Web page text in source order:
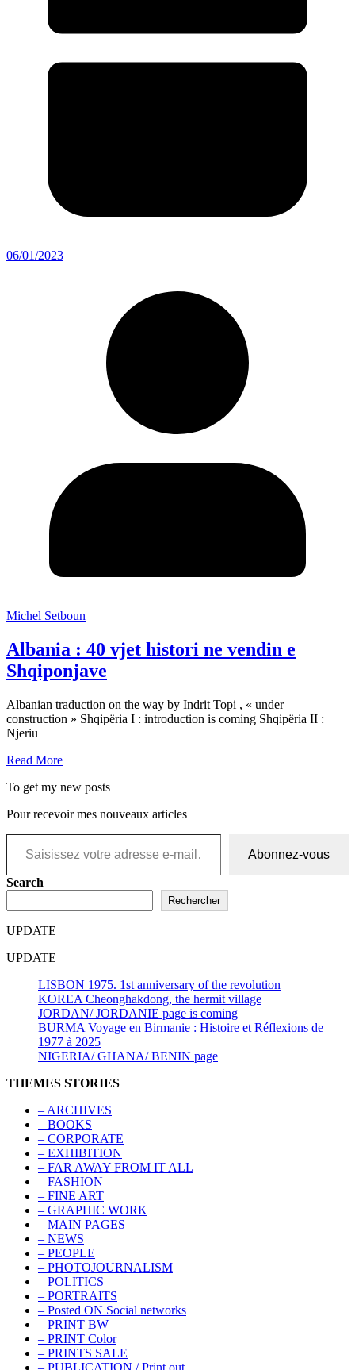
06/01/2023
Michel Setboun
Albania : 40 vjet histori ne vendin e
Shqiponjave
Albanian traduction on the way by Indrit Topi , « under
construction » Shqipëria I : introduction is coming Shqipëria II :
Njeriu
Read More
To get my new posts
Pour recevoir mes nouveaux articles
Saisissez votre adresse e-mail…
Abonnez-vous
Search
Rechercher
UPDATE
UPDATE
LISBON 1975. 1st anniversary of the revolution
KOREA Cheonghakdong, the hermit village
JORDAN/ JORDANIE page is coming
BURMA Voyage en Birmanie : Histoire et Réflexions de
1977 à 2025
NIGERIA/ GHANA/ BENIN page
THEMES STORIES
– ARCHIVES
– BOOKS
– CORPORATE
– EXHIBITION
– FAR AWAY FROM IT ALL
– FASHION
– FINE ART
– GRAPHIC WORK
– MAIN PAGES
– NEWS
– PEOPLE
– PHOTOJOURNALISM
– POLITICS
– PORTRAITS
– Posted ON Social networks
– PRINT BW
– PRINT Color
– PRINTS SALE
– PUBLICATION / Print out